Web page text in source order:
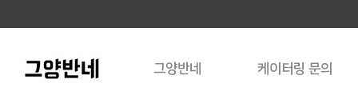
그양반네 케이터링 문의